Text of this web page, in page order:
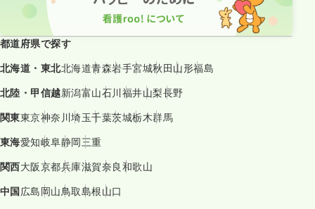
都道府県で探す
北海道・東北北海道青森岩手宮城秋田山形福島
北陸・甲信越新潟富山石川福井山梨長野
関東東京神奈川埼玉千葉茨城栃木群馬
東海愛知岐阜静岡三重
関西大阪京都兵庫滋賀奈良和歌山
中国広島岡山鳥取島根山口